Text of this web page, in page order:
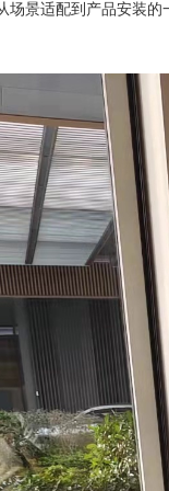
场景适配到产品安装的